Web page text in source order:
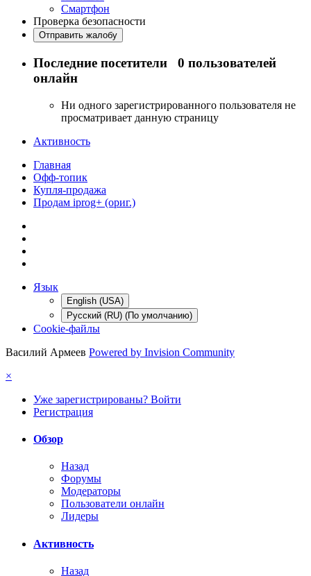
Смартфон
Проверка безопасности
Отправить жалобу
Последние посетители 0 пользователей
онлайн
Ни одного зарегистрированного пользователя не
просматривает данную страницу
Активность
Главная
Офф-топик
Купля-продажа
Продам iprog+ (ориг.)
Язык
English (USA)
Русский (RU) (По умолчанию)
Cookie-файлы
Василий Армеев Powered by Invision Community
×
Уже зарегистрированы? Войти
Регистрация
Обзор
Назад
Форумы
Модераторы
Пользователи онлайн
Лидеры
Активность
Назад